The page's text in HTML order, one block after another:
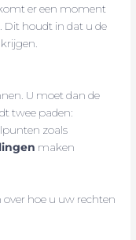
er een moment
houdt in dat u de
U moet dan de
twee paden:
zoals
maken
hoe u uw rechten